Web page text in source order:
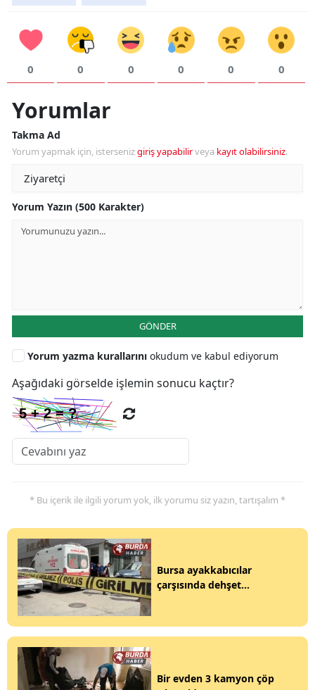
0 0 0 0 0 0
Yorumlar
Takma Ad
Yorum yapmak için, istersenizgiriş yapabilirveya kayıt olabilirsiniz.
Yorum Yazın (500 Karakter)
GÖNDER
Yorum yazma kurallarını okudum ve kabul ediyorum
Aşağıdaki görselde işlemin sonucu kaçtır?
* Bu içerik ile ilgili yorum yok, ilk yorumu siz yazın, tartışalım *
Bursa ayakkabıcılar
çarşısında dehşet...
Bir evden 3 kamyon çöp